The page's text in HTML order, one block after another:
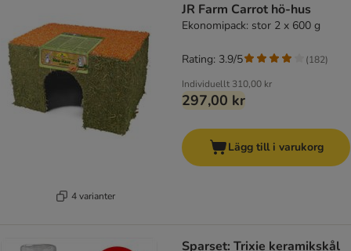
4 varianter
JR Farm Carrot hö-hus
Ekonomipack: stor 2 x 600 g
Individuellt 310,00 kr
297,00 kr
Rating: 3.9/5 (182)
Lägg till i varukorg
Sparset: Trixie keramikskål